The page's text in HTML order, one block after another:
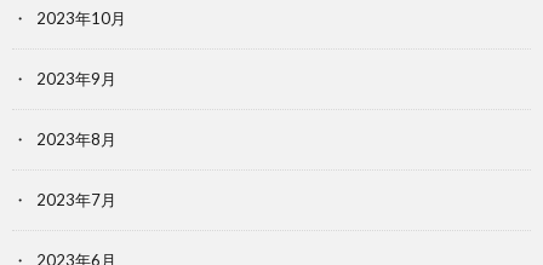
2023年10月
2023年9月
2023年8月
2023年7月
2023年6月